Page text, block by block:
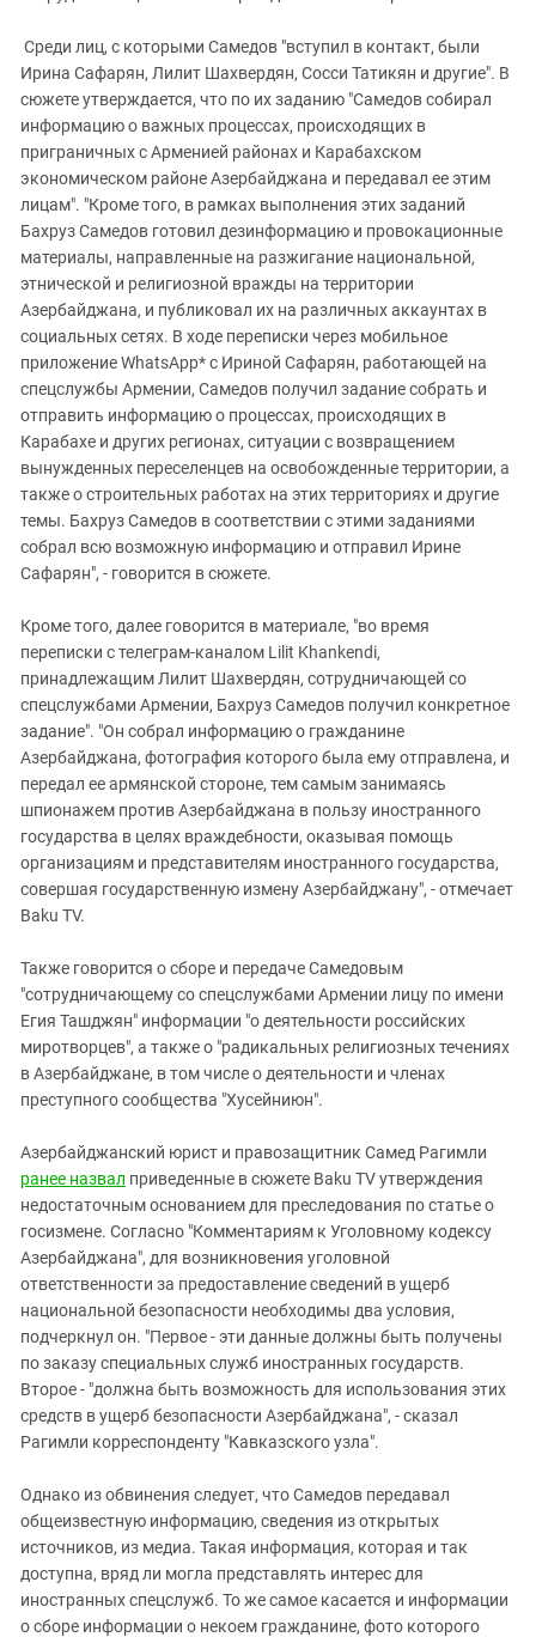
Среди лиц, с которыми Самедов "вступил в контакт, были
Ирина Сафарян, Лилит Шахвердян, Сосси Татикян и другие". В
сюжете утверждается, что по их заданию "Самедов собирал
информацию о важных процессах, происходящих в
приграничных с Арменией районах и Карабахском
экономическом районе Азербайджана и передавал ее этим
лицам". "Кроме того, в рамках выполнения этих заданий
Бахруз Самедов готовил дезинформацию и провокационные
материалы, направленные на разжигание национальной,
этнической и религиозной вражды на территории
Азербайджана, и публиковал их на различных аккаунтах в
социальных сетях. В ходе переписки через мобильное
приложение WhatsApp* с Ириной Сафарян, работающей на
спецслужбы Армении, Самедов получил задание собрать и
отправить информацию о процессах, происходящих в
Карабахе и других регионах, ситуации с возвращением
вынужденных переселенцев на освобожденные территории, а
также о строительных работах на этих территориях и другие
темы. Бахруз Самедов в соответствии с этими заданиями
собрал всю возможную информацию и отправил Ирине
Сафарян", - говорится в сюжете.
Кроме того, далее говорится в материале, "во время
переписки с телеграм-каналом Lilit Khankendi,
принадлежащим Лилит Шахвердян, сотрудничающей со
спецслужбами Армении, Бахруз Самедов получил конкретное
задание". "Он собрал информацию о гражданине
Азербайджана, фотография которого была ему отправлена, и
передал ее армянской стороне, тем самым занимаясь
шпионажем против Азербайджана в пользу иностранного
государства в целях враждебности, оказывая помощь
организациям и представителям иностранного государства,
совершая государственную измену Азербайджану", - отмечает
Baku TV.
Также говорится о сборе и передаче Самедовым
"сотрудничающему со спецслужбами Армении лицу по имени
Егия Ташджян" информации "о деятельности российских
миротворцев", а также о "радикальных религиозных течениях
в Азербайджане, в том числе о деятельности и членах
преступного сообщества "Хусейниюн".
Азербайджанский юрист и правозащитник Самед Рагимли
ранее назвал приведенные в сюжете Baku TV утверждения
недостаточным основанием для преследования по статье о
госизмене. Согласно "Комментариям к Уголовному кодексу
Азербайджана", для возникновения уголовной
ответственности за предоставление сведений в ущерб
национальной безопасности необходимы два условия,
подчеркнул он. "Первое - эти данные должны быть получены
по заказу специальных служб иностранных государств.
Второе - "должна быть возможность для использования этих
средств в ущерб безопасности Азербайджана", - сказал
Рагимли корреспонденту "Кавказского узла".
Однако из обвинения следует, что Самедов передавал
общеизвестную информацию, сведения из открытых
источников, из медиа. Такая информация, которая и так
доступна, вряд ли могла представлять интерес для
иностранных спецслужб. То же самое касается и информации
о сборе информации о некоем гражданине, фото которого